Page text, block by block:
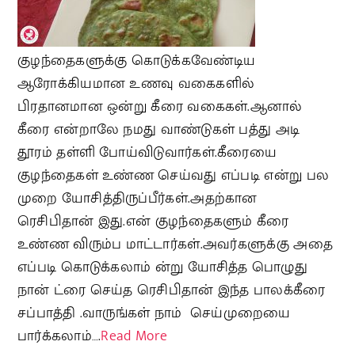
குழந்தைகளுக்கு கொடுக்கவேண்டிய
ஆரோக்கியமான உணவு வகைகளில்
பிரதானமான ஒன்று கீரை வகைகள்.ஆனால்
கீரை என்றாலே நமது வாண்டுகள் பத்து அடி
தூரம் தள்ளி போய்விடுவார்கள்.கீரையை
குழந்தைகள் உண்ண செய்வது எப்படி என்று பல
முறை யோசித்திருப்பீர்கள்.அதற்கான
ரெசிபிதான் இது.என் குழந்தைகளும் கீரை
உண்ண விரும்ப மாட்டார்கள்.அவர்களுக்கு அதை
எப்படி கொடுக்கலாம் ன்று யோசித்த பொழுது
நான் ட்ரை செய்த ரெசிபிதான் இந்த பாலக்கீரை
சப்பாத்தி .வாருங்கள் நாம் செய்முறையை
பார்க்கலாம்….Read More